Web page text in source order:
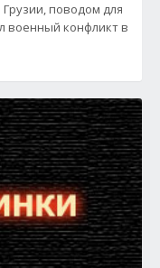
поводом для
военный конфликт в